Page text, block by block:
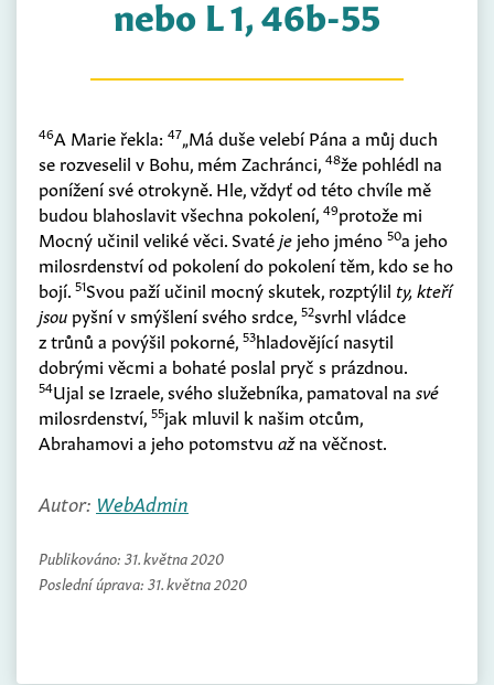
nebo L 1, 46b-55
46A Marie řekla: 47„Má duše velebí Pána a můj duch
se rozveselil v Bohu, mém Zachránci, 48že pohlédl na
ponížení své otrokyně. Hle, vždyť od této chvíle mě
budou blahoslavit všechna pokolení, 49protože mi
Mocný učinil veliké věci. Svatéje jeho jméno 50a jeho
milosrdenství od pokolení do pokolení těm, kdo se ho
bojí. 51Svou paží učinil mocný skutek, rozptýlil ty, kteří
jsou pyšní v smýšlení svého srdce, 52svrhl vládce
z trůnů a povýšil pokorné, 53hladovějící nasytil
dobrými věcmi a bohaté poslal pryč s prázdnou.
54Ujal se Izraele, svého služebníka, pamatoval na své
milosrdenství, 55jak mluvil k našim otcům,
Abrahamovi a jeho potomstvu ažna věčnost.
Autor: WebAdmin
Publikováno: 31. května 2020
Poslední úprava: 31. května 2020